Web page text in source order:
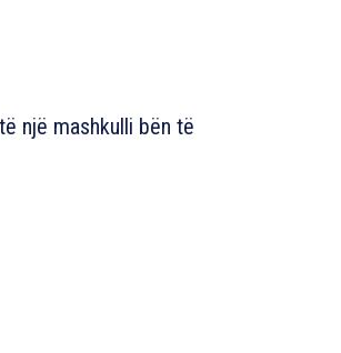
një mashkulli bën të